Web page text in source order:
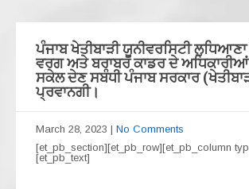
ਪੰਜਾਬ ਖੇਤੀਬਾੜੀ ਯੂਨੀਵਰਸਿਟੀ
ਵਰਗ ਅਤੇ ਬਰਾਬਰ ਕਾਡਰ ਦੇ
ਸਕੇਲ ਦੇਣ ਸਬੰਧੀ ਪੰਜਾਬ ਸਰਕਾਰ
ਪ੍ਰਵਾਨਗੀ।
March 28, 2023 | No Comments
[et_pb_section][et_pb_row][et_pb_column
[et_pb_text]